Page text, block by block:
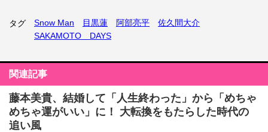
タグ Snow Man 目黒蓮 阿部亮平
佐久間大介
SAKAMOTO DAYS
関連記事
藤本美貴、結婚して「人生終わった」から「めちゃ
めちゃ運がいい」に！ 大転換をもたらした時代の
追い風